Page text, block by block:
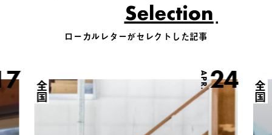
ローカルレターがセレクトした記事
APR.24
全国 全国